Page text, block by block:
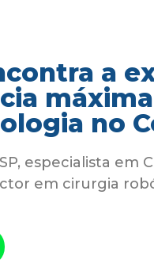
a
no
especialista em
em cirurgia